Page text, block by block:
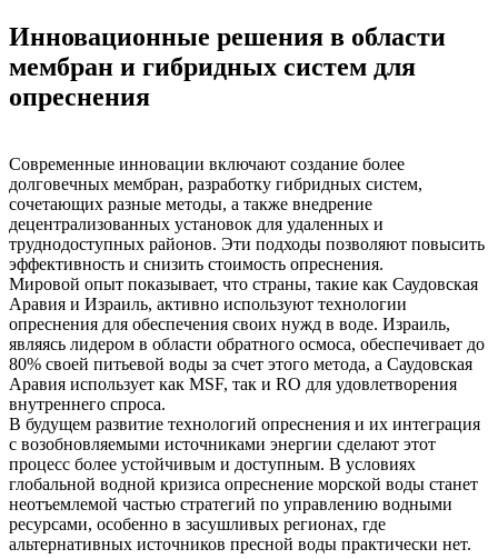
Инновационные решения в области
мембран и гибридных систем для
опреснения
Современные инновации включают создание более
долговечных мембран, разработку гибридных систем,
сочетающих разные методы, а также внедрение
децентрализованных установок для удаленных и
труднодоступных районов. Эти подходы позволяют повысить
эффективность и снизить стоимость опреснения.
Мировой опыт показывает, что страны, такие как Саудовская
Аравия и Израиль, активно используют технологии
опреснения для обеспечения своих нужд в воде. Израиль,
являясь лидером в области обратного осмоса, обеспечивает до
80% своей питьевой воды за счет этого метода, а Саудовская
Аравия использует как MSF, так и RO для удовлетворения
внутреннего спроса.
В будущем развитие технологий опреснения и их интеграция
с возобновляемыми источниками энергии сделают этот
процесс более устойчивым и доступным. В условиях
глобальной водной кризиса опреснение морской воды станет
неотъемлемой частью стратегий по управлению водными
ресурсами, особенно в засушливых регионах, где
альтернативных источников пресной воды практически нет.